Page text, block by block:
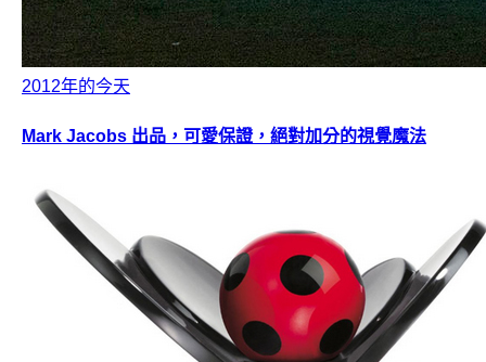
2012年的今天
Mark Jacobs 出品，可愛保證，絕對加分的視覺魔法